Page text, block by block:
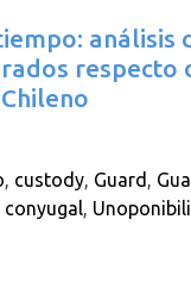
análisis
respecto
, custody, Guard ,
conyugal,